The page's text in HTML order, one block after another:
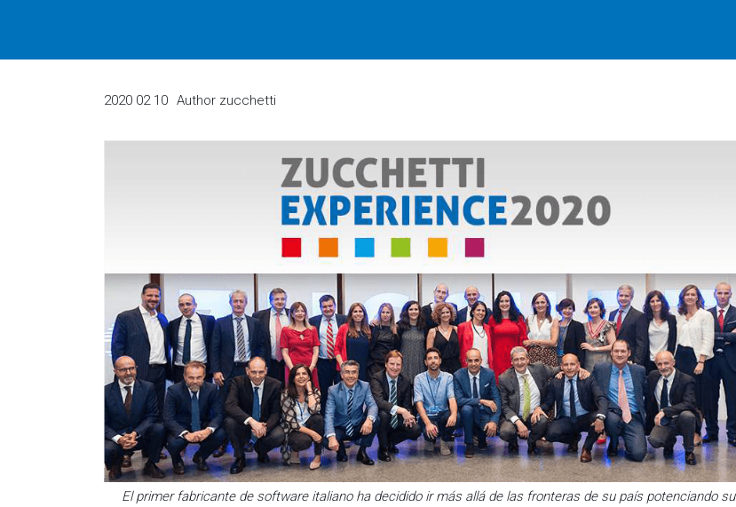
2020 02 10 Author zucchetti
El primer fabricante de software italiano ha decidido ir más allá de las fronteras de su país potenciando su